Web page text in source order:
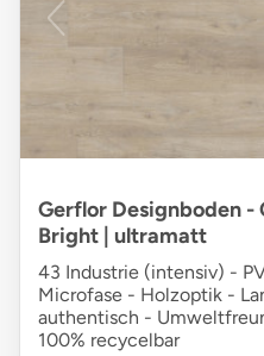
Gerflor Designboden -
Bright | ultramatt
43 Industrie (intensiv) -
Microfase - Holzoptik -
authentisch -
100% recycelbar